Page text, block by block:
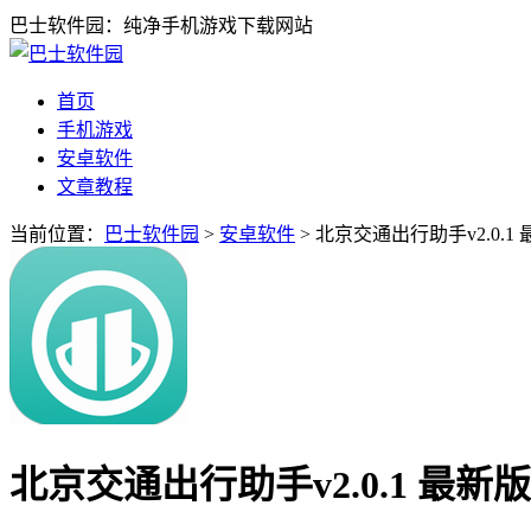
巴士软件园：纯净手机游戏下载网站
首页
手机游戏
安卓软件
文章教程
当前位置： 巴士软件园 > 安卓软件 > 北京交通出行助手v2.0.1
北京交通出行助手v2.0.1 最新版